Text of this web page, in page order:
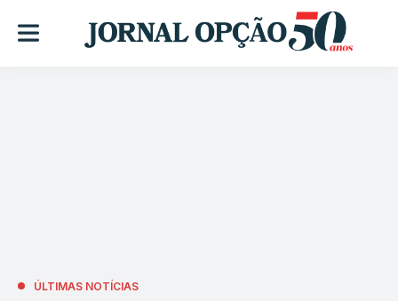
ÚLTIMAS NOTÍCIAS